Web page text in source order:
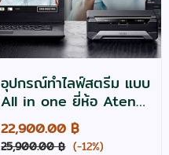
อุปกรณ์ทำไลฟ์สตรีม แบบ
All in one ยี่ห้อ Aten
รุ่น UC3022 ทำ chroma
key PIP ได้
22,900.00 ฿
25,900.00 ฿ (-12%)